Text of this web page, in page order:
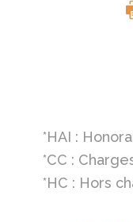
*HAI :
*CC :
*HC : Hors